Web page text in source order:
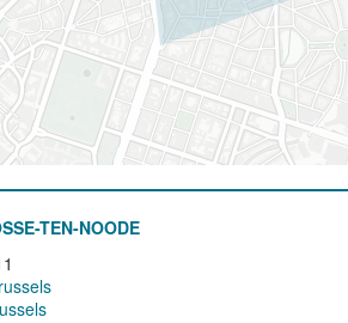
TEN-NOODE